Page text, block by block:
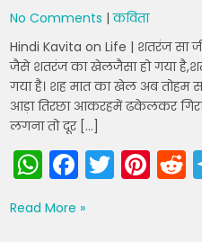
p o
k
No Comments |कविता
Hindi Kavita on Life | शतरंज सा
जैसे शतरंज का खेलजैसा हो गया
गया है। शह मात का खेल अब
आड़ा तिरछा आकरहमें ढकेलकर गिरा
लगना तो दूर […]
W
h
a
F
a
c
T
w
Pi
nt
Read More »